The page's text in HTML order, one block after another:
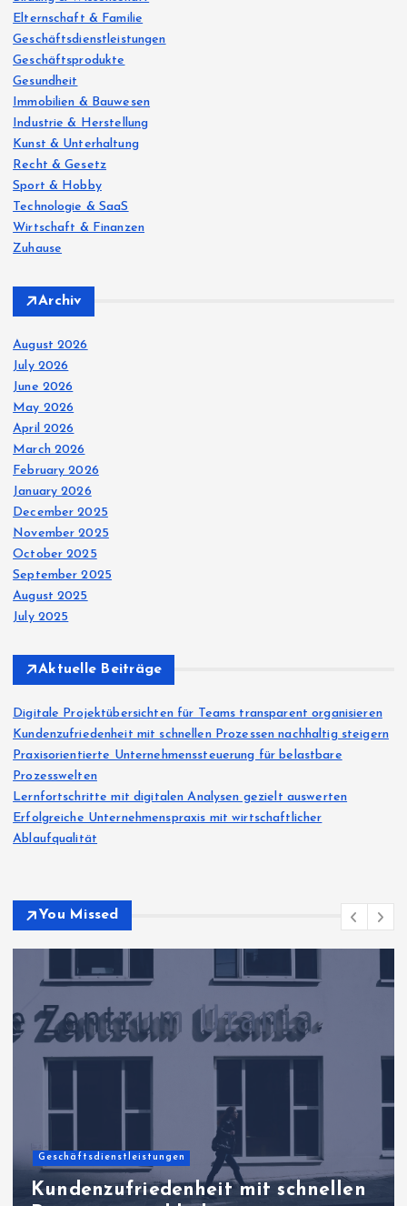
Elternschaft & Familie
Geschäftsdienstleistungen
Geschäftsprodukte
Gesundheit
Immobilien & Bauwesen
Industrie & Herstellung
Kunst & Unterhaltung
Recht & Gesetz
Sport & Hobby
Technologie & SaaS
Wirtschaft & Finanzen
Zuhause
Archiv
August 2026
July 2026
June 2026
May 2026
April 2026
March 2026
February 2026
January 2026
December 2025
November 2025
October 2025
September 2025
August 2025
July 2025
Aktuelle Beiträge
Digitale Projektübersichten für Teams transparent organisieren
Kundenzufriedenheit mit schnellen Prozessen nachhaltig steigern
Praxisorientierte Unternehmenssteuerung für belastbare
Prozesswelten
Lernfortschritte mit digitalen Analysen gezielt auswerten
Erfolgreiche Unternehmenspraxis mit wirtschaftlicher
Ablaufqualität
You Missed
Geschäftsdienstleistungen
Kundenzufriedenheit mit schnellen